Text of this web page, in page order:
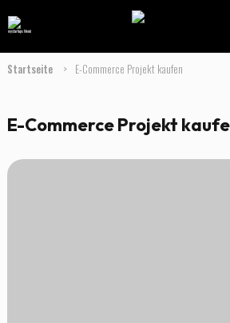
Startseite > E-Commerce Projekt kaufen
E-Commerce Projekt